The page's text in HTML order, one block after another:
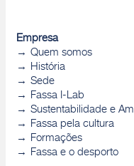
Empresa
Quem somos
História
Sede
Fassa I-Lab
Sustentabilidade e
Fassa pela cultura
Formações
Fassa e o desporto